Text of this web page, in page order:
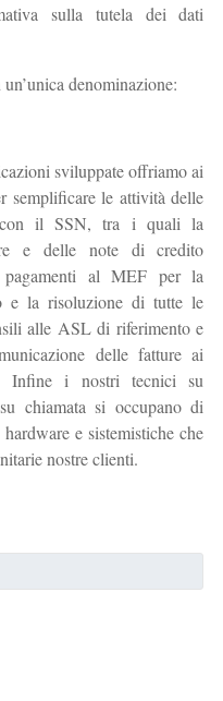
sulla tutela dei dati
denominazione:
sviluppate offriamo ai
semplificare le attività delle
con il SSN, tra i quali la
e delle note di credito
al MEF per la
e la risoluzione di tutte le
alle ASL di riferimento e
delle fatture ai
Infine i nostri tecnici su
chiamata si occupano di
e sistemistiche che
nostre clienti.